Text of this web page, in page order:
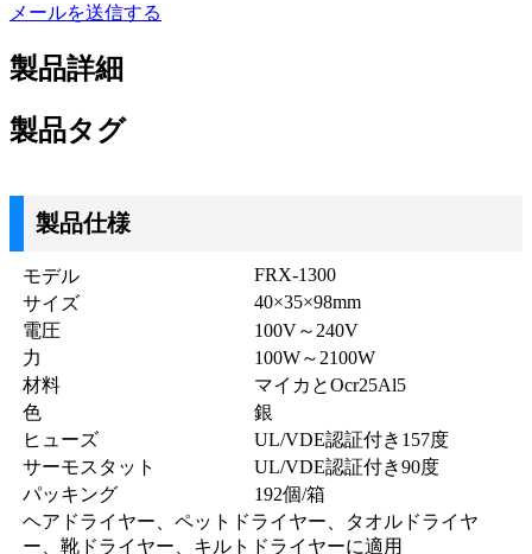
メールを送信する
製品詳細
製品タグ
製品仕様
モデル
FRX-1300
サイズ
40×35×98mm
電圧
100V～240V
力
100W～2100W
材料
マイカとOcr25Al5
色
銀
ヒューズ
UL/VDE認証付き157度
サーモスタット
UL/VDE認証付き90度
パッキング
192個/箱
ヘアドライヤー、ペットドライヤー、タオルドライヤ
ー、靴ドライヤー、キルトドライヤーに適用